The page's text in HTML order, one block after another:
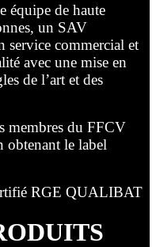
équipe de haute
un SAV
service commercial et
avec une mise en
de l’art et des
membres du FFCV
obtenant le label
RGE QUALIBAT